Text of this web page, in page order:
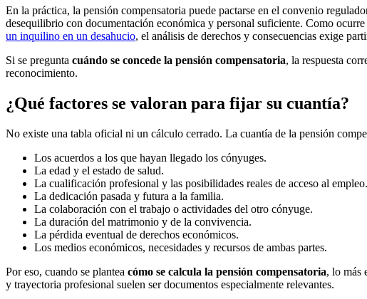
En la práctica, la pensión compensatoria puede pactarse en el convenio
desequilibrio con documentación económica y personal suficiente. Como
un inquilino en un desahucio, el análisis de derechos y consecuencias exige
Si se pregunta cuándo se concede la pensión compensatoria, la respuesta
reconocimiento.
¿Qué factores se valoran para fijar su cuantía?
No existe una tabla oficial ni un cálculo cerrado. La cuantía de la pensión
Los acuerdos a los que hayan llegado los cónyuges.
La edad y el estado de salud.
La cualificación profesional y las posibilidades reales de acceso al empleo.
La dedicación pasada y futura a la familia.
La colaboración con el trabajo o actividades del otro cónyuge.
La duración del matrimonio y de la convivencia.
La pérdida eventual de derechos económicos.
Los medios económicos, necesidades y recursos de ambas partes.
Por eso, cuando se plantea cómo se calcula la pensión compensatoria, lo más
y trayectoria profesional suelen ser documentos especialmente relevantes.